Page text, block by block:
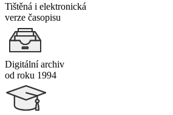
Tištěná i elektronická
verze časopisu
Digitální archiv
od roku 1994